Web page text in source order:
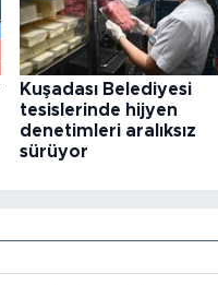
Kuşadası Belediyesi
tesislerinde hijyen
denetimleri aralıksız
sürüyor